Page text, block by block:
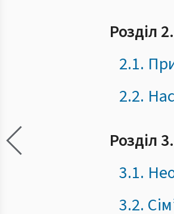
Розділ
2.1.
2.2.
Розділ
3.1.
3.2.